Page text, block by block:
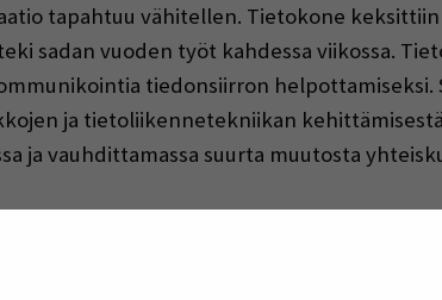
tapahtuu vähitellen. Tietokone keksittiin
sadan vuoden työt kahdessa viikossa.
tiedonsiirron helpottamiseksi.
ja tietoliikennetekniikan
ja vauhdittamassa suurta muutosta